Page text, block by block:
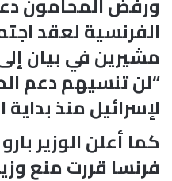
الفرنسية لعقد
مشيرين في بيان
“لن تنسيهم دعم
لإسرائيل منذ بداية
كما أعلن الوزير
فرنسا قررت منع